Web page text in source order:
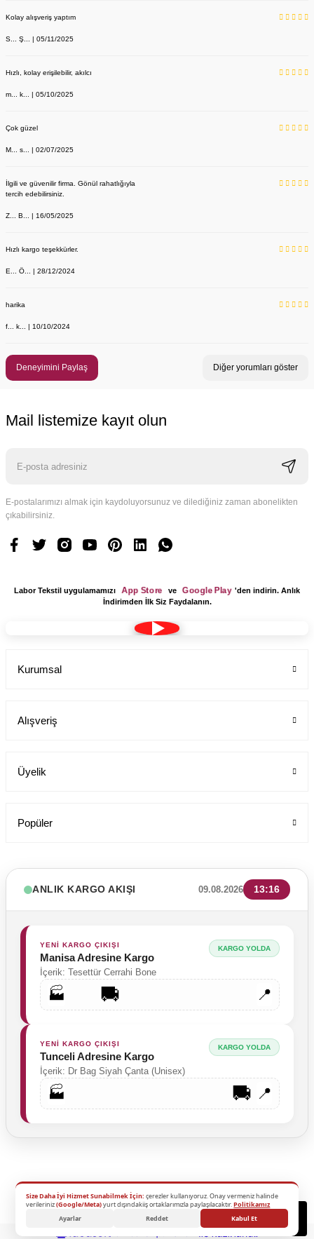
Kolay alışveriş yaptım
S... Ş... | 05/11/2025
Hızlı, kolay erişilebilir, akılcı
m... k... | 05/10/2025
Çok güzel
M... s... | 02/07/2025
İlgili ve güvenilir firma. Gönül rahatlığıyla
tercih edebilirsiniz.
Z... B... | 16/05/2025
Hızlı kargo teşekkürler.
E... Ö... | 28/12/2024
harika
f... k... | 10/10/2024
Deneyimini Paylaş Diğer yorumları göster
Mail listemize kayıt olun
E-postalarımızı almak için kaydoluyorsunuz ve dilediğiniz zaman abonelikten
çıkabilirsiniz.
Labor Tekstil uygulamamızı App Store ve Google Play 'den indirin. Anlık
İndirimden İlk Siz Faydalanın.
Kurumsal
Alışveriş
Üyelik
Popüler
ANLIK KARGO AKIŞI 09.08.2026 13:16
YENİ KARGO ÇIKIŞI
Manisa Adresine Kargo
İçerik: Tesettür Cerrahi Bone
KARGO YOLDA
🏭 🚚 📍
YENİ KARGO ÇIKIŞI
Tunceli Adresine Kargo
İçerik: Dr Bag Siyah Çanta (Unisex)
KARGO YOLDA
🏭 🚚 📍
Size Daha İyi Hizmet Sunabilmek İçin: çerezler kullanıyoruz. Onay vermeniz halinde
verileriniz(Google/Meta)yurt dışındakiiş ortaklarımızla paylaşılacaktır.Politikamız
Ayarlar
Reddet Kabul Et
2026 Copyright - Tüm Hakları Saklıdır.